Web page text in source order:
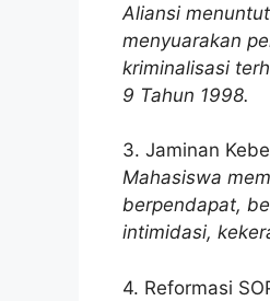
Aliansi
menyuarakan
kriminalisasi
9 Tahun 1998.
3. Jaminan
Mahasiswa
berpendapat,
intimidasi,
4. Reformasi